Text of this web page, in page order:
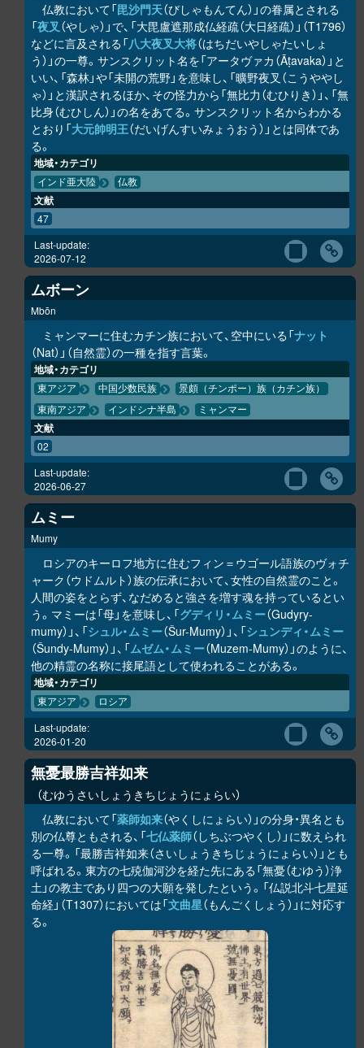
仏教において「毘沙門天（びしゃもんてん）」の眷属とされる
「夜叉（やしゃ）」で、「大毘盧遮那成仏経疏（大日経疏）」（T1796）
などに言及される「八大夜叉大将（はちだいやしゃたいしょ
う）」の一尊。サンスクリット名を「アータヴァカ（Āṭavaka）」と
いい、「森林」や「未開の荒野」を意味し、「曠野夜叉（こうややし
ゃ）」と漢訳されるほか、その怪力から「無比力（むひりき）」、「無
比身（むひしん）」の名をあてる。サンスクリット名からわかる
とおり「大元帥明王（だいげんすいみょうおう）」とは同体であ
る。
地域・カテゴリ
インド亜大陸 仏教
文献
47
Last-update:
2026-07-12
ムボーン
Mbōn
ミャンマーに住むカチン族において、空中にいる「ナット
（Nat）」（自然霊）の一種を指す言葉。
地域・カテゴリ
東アジア 中国少数民族
景頗（チンポー）族（カチン族）
東南アジア
インドシナ半島 ミャンマー
文献
02
Last-update:
2026-06-27
ムミー
Mumy
ロシアのキーロフ地方に住むフィン＝ウゴール語族のヴォチ
ャーク（ウドムルト）族の伝承において、女性の自然霊のこと。
人間の姿をとらず、なだめると強さを増す魂を持っているとい
う。マミーは「母」を意味し、「グディリ・ムミー（Gudyry-
mumy）」、「シュル・ムミー（Šur-Mumy）」、「シュンディ・ムミー
（Šundy-Mumy）」、「ムゼム・ムミー（Muzem-Mumy）」のように、
他の精霊の名称に接尾語として使われることがある。
地域・カテゴリ
東アジア ロシア
Last-update:
2026-01-20
無憂最勝吉祥如来
むゆうさいしょうきちじょうにょらい
仏教において「薬師如来（やくしにょらい）」の分身・異名とも
別の仏尊ともされる、「七仏薬師（しちぶつやくし）」に数えられ
る一尊。「最勝吉祥如来（さいしょうきちじょうにょらい）」とも
呼ばれる。東方の七殑伽河沙を経た先にある「無憂（むゆう）浄
土」の教主であり四つの大願を発したという。「仏説北斗七星延
命経」（T1307）においては「文曲星（もんごくしょう）」に対応す
る。